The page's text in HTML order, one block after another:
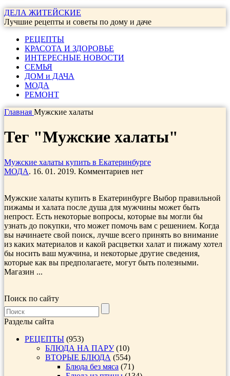
ДЕЛА ЖИТЕЙСКИЕ
Лучшие рецепты и советы по дому и даче
РЕЦЕПТЫ
КРАСОТА И ЗДОРОВЬЕ
ИНТЕРЕСНЫЕ НОВОСТИ
СЕМЬЯ
ДОМ и ДАЧА
МОДА
РЕМОНТ
Главная Мужские халаты
Тег "Мужские халаты"
Мужские халаты купить в Екатеринбурге
МОДА. 16. 01. 2019. Комментариев нет
Мужские халаты купить в Екатеринбурге Выбор правильной
пижамы и халата после душа для мужчины может быть
непрост. Есть некоторые вопросы, которые вы могли бы
узнать до покупки, что может помочь вам с решением. Когда
вы начинаете свой поиск, лучше всего принять во внимание
из каких материалов и какой расцветки халат и пижаму хотел
бы носить ваш мужчина, и некоторые другие сведения,
которые как вы предполагаете, могут быть полезными.
Магазин ...
Поиск по сайту
Разделы сайта
РЕЦЕПТЫ (953)
БЛЮДА НА ПАРУ(10)
ВТОРЫЕ БЛЮДА (554)
Блюда без мяса (71)